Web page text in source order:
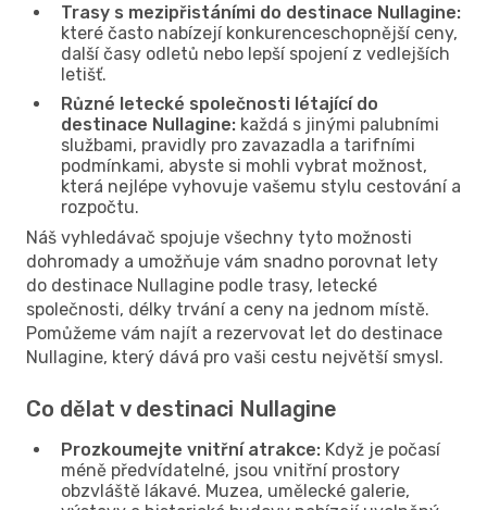
Trasy s mezipřistáními do destinace Nullagine:
které často nabízejí konkurenceschopnější ceny,
další časy odletů nebo lepší spojení z vedlejších
letišť.
Různé letecké společnosti létající do
destinace Nullagine: každá s jinými palubními
službami, pravidly pro zavazadla a tarifními
podmínkami, abyste si mohli vybrat možnost,
která nejlépe vyhovuje vašemu stylu cestování a
rozpočtu.
Náš vyhledávač spojuje všechny tyto možnosti
dohromady a umožňuje vám snadno porovnat lety
do destinace Nullagine podle trasy, letecké
společnosti, délky trvání a ceny na jednom místě.
Pomůžeme vám najít a rezervovat let do destinace
Nullagine, který dává pro vaši cestu největší smysl.
Co dělat v destinaci Nullagine
Prozkoumejte vnitřní atrakce: Když je počasí
méně předvídatelné, jsou vnitřní prostory
obzvláště lákavé. Muzea, umělecké galerie,